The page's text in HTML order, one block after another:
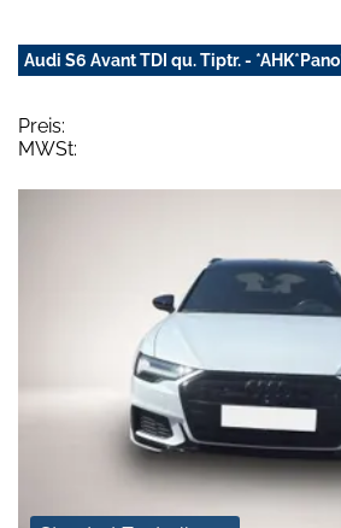
Audi S6 Avant TDI qu. Tiptr. -
Preis:
MWSt: